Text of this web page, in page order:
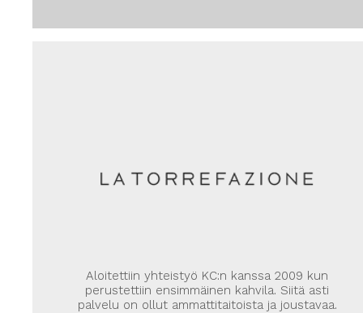
Aloitettiin yhteistyö KC:n kanssa 2009 kun
perustettiin ensimmäinen kahvila. Siitä asti
palvelu on ollut ammattitaitoista ja joustavaa.